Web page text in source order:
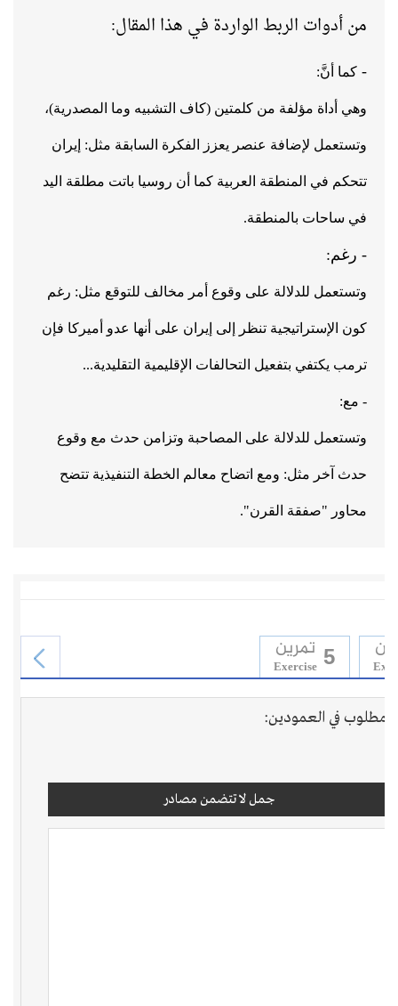
من أدوات الربط الواردة في هذا المقال:
- كما أنَّ:
وهي أداة مؤلفة من كلمتين (كاف التشبيه وما المصدرية)،
وتستعمل لإضافة عنصر يعزز الفكرة السابقة مثل: إيران
تتحكم في المنطقة العربية كما أن روسيا باتت مطلقة اليد
في ساحات بالمنطقة.
- رغم:
وتستعمل للدلالة على وقوع أمر مخالف للتوقع مثل: رغم
كون الإستراتيجية تنظر إلى إيران على أنها عدو أميركا فإن
ترمب يكتفي بتفعيل التحالفات الإقليمية التقليدية...
- مع:
وتستعمل للدلالة على المصاحبة وتزامن حدث مع وقوع
حدث آخر مثل: ومع اتضاح معالم الخطة التنفيذية تتضح
محاور "صفقة القرن".